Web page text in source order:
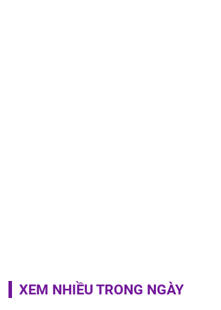
XEM NHIỀU TRONG NGÀY